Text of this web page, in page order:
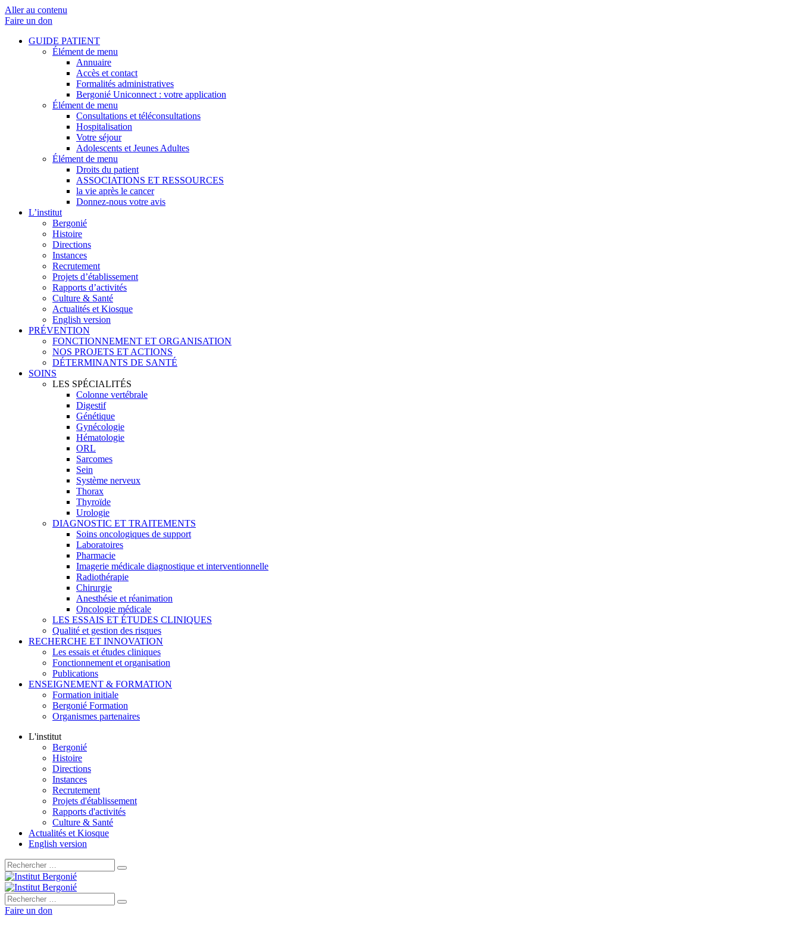
Aller au contenu
Faire un don
GUIDE PATIENT
Élément de menu
Annuaire
Accès et contact
Formalités administratives
Bergonié Uniconnect : votre application
Élément de menu
Consultations et téléconsultations
Hospitalisation
Votre séjour
Adolescents et Jeunes Adultes
Élément de menu
Droits du patient
ASSOCIATIONS ET RESSOURCES
la vie après le cancer
Donnez-nous votre avis
L’institut
Bergonié
Histoire
Directions
Instances
Recrutement
Projets d’établissement
Rapports d’activités
Culture & Santé
Actualités et Kiosque
English version
PRÉVENTION
FONCTIONNEMENT ET ORGANISATION
NOS PROJETS ET ACTIONS
DÉTERMINANTS DE SANTÉ
SOINS
LES SPÉCIALITÉS
Colonne vertébrale
Digestif
Génétique
Gynécologie
Hématologie
ORL
Sarcomes
Sein
Système nerveux
Thorax
Thyroïde
Urologie
DIAGNOSTIC ET TRAITEMENTS
Soins oncologiques de support
Laboratoires
Pharmacie
Imagerie médicale diagnostique et interventionnelle
Radiothérapie
Chirurgie
Anesthésie et réanimation
Oncologie médicale
LES ESSAIS ET ÉTUDES CLINIQUES
Qualité et gestion des risques
RECHERCHE ET INNOVATION
Les essais et études cliniques
Fonctionnement et organisation
Publications
ENSEIGNEMENT & FORMATION
Formation initiale
Bergonié Formation
Organismes partenaires
L'institut
Bergonié
Histoire
Directions
Instances
Recrutement
Projets d'établissement
Rapports d'activités
Culture & Santé
Actualités et Kiosque
English version
Rechercher :
Rechercher :
Faire un don